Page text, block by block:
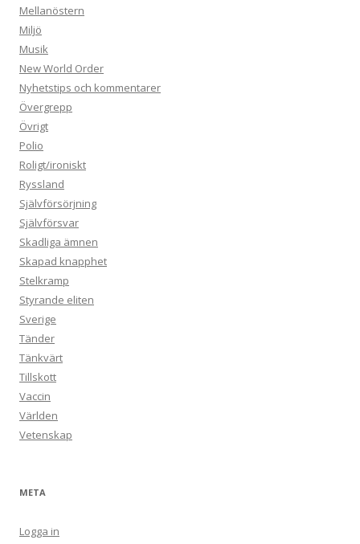
Mellanöstern
Miljö
Musik
New World Order
Nyhetstips och kommentarer
Övergrepp
Övrigt
Polio
Roligt/ironiskt
Ryssland
Självförsörjning
Självförsvar
Skadliga ämnen
Skapad knapphet
Stelkramp
Styrande eliten
Sverige
Tänder
Tänkvärt
Tillskott
Vaccin
Världen
Vetenskap
META
Logga in